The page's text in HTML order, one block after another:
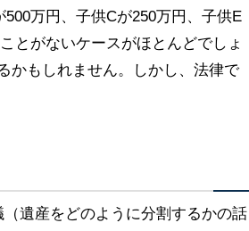
万円、子供Cが250万円、子供E
とがないケースがほとんどでしょ
かもしれません。しかし、法律で
遺産をどのように分割するかの話